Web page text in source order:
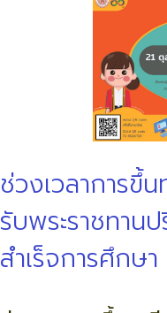
ช่วงเวลาการขึ้
รับพระราชทา
สำเร็จการศึกษ